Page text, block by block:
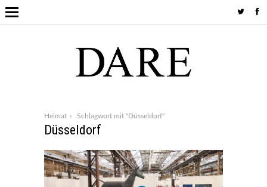
Heimat Schlagwort mit "Düsseldorf"
Düsseldorf